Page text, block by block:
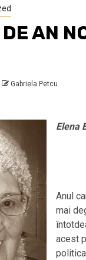
AN
Gabriela Petcu
Elena
Anul
mai
acest